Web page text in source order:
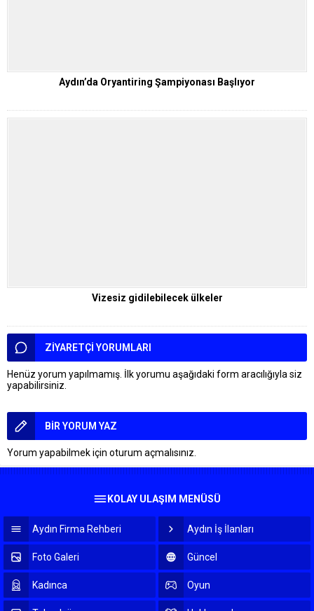
Aydın’da Oryantiring Şampiyonası Başlıyor
Vizesiz gidilebilecek ülkeler
ZİYARETÇİ YORUMLARI
Henüz yorum yapılmamış. İlk yorumu aşağıdaki form aracılığıyla siz
yapabilirsiniz.
BİR YORUM YAZ
Yorum yapabilmek için oturum açmalısınız
KOLAY ULAŞIM MENÜSÜ
Aydın Firma Rehberi Aydın İş İlanları
Foto Galeri Güncel
Kadınca Oyun